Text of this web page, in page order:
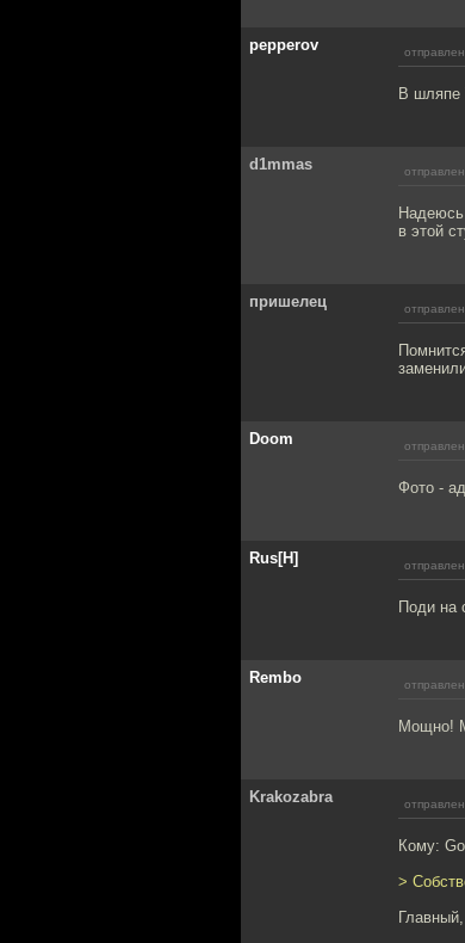
pepperov
В шляпе
d1mmas
Надеюсь
в этой
пришелец
Doom
Фото -
Rus[H]
Поди на
Rembo
Мощно!
Krakozabra
Кому:
>